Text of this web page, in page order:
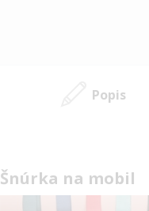
Popis
Šnúrka na mobil